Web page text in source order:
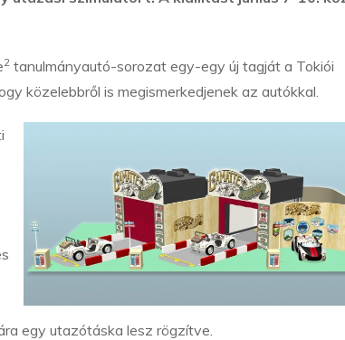
2 tanulmányautó-sorozat egy-egy új tagját a Tokiói
közelebbről is megismerkedjenek az autókkal.
egy utazótáska lesz rögzítve.